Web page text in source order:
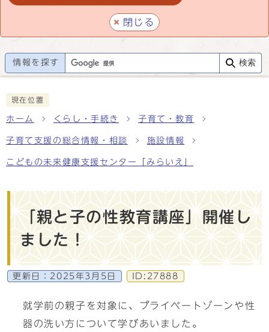
閉じる
情報を探す 検索
現在位置
ホーム くらし・手続き 子育て・教育
子育て支援の総合情報・相談 施設情報
こどもの未来健康支援センター「みらいえ」
「親と子の性教育講座」開催し
ました！
更新日： 2025年3月5日 ID:27888
就学前の親子を対象に、プライベートゾーンや性
器の洗い方について学びあいました。